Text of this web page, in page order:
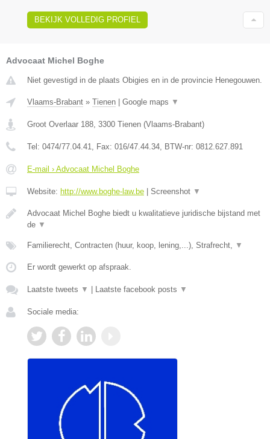
BEKIJK VOLLEDIG PROFIEL
Advocaat Michel Boghe
Niet gevestigd in de plaats Obigies en in de provincie Henegouwen.
Vlaams-Brabant » Tienen Google maps ▼
Groot Overlaar 188, 3300 Tienen (Vlaams-Brabant)
Tel: 0474/77.04.41, Fax: 016/47.44.34, BTW-nr: ​0812.627.891
E-mail › Advocaat Michel Boghe
Website: http://www.boghe-law.be Screenshot ▼
Advocaat Michel Boghe biedt u kwalitatieve juridische bijstand met
de ▼
Familierecht, Contracten (huur, koop, lening,...), Strafrecht, ▼
Er wordt gewerkt op afspraak.
Laatste tweets ▼ Laatste facebook posts ▼
Sociale media: